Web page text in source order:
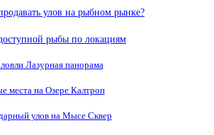
улов на рыбном рынке?
рыбы по локациям
Лазурная панорама
места на Озере Калтроп
улов на Мысе Сквер